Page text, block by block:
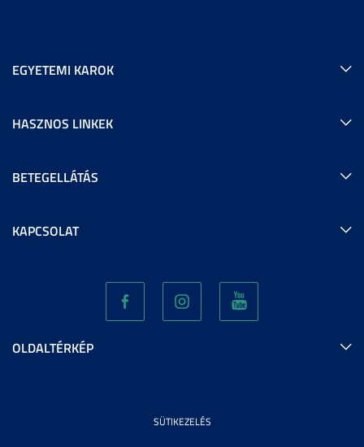
EGYETEMI KAROK
HASZNOS LINKEK
BETEGELLÁTÁS
KAPCSOLAT
OLDALTÉRKÉP
SÜTIKEZELÉS